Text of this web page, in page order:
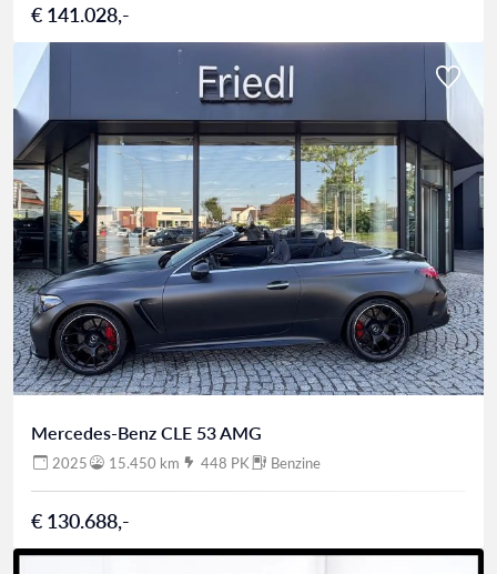
€ 141.028,-
Mercedes-Benz CLE 53 AMG
2025 15.450 km 448 PK Benzine
€ 130.688,-